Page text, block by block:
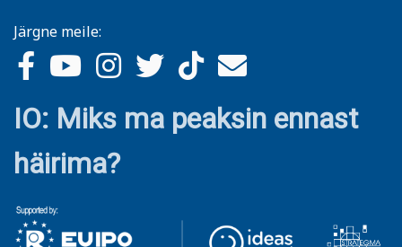
Järgne meile:
IO: Miks ma peaksin ennast
häirima?